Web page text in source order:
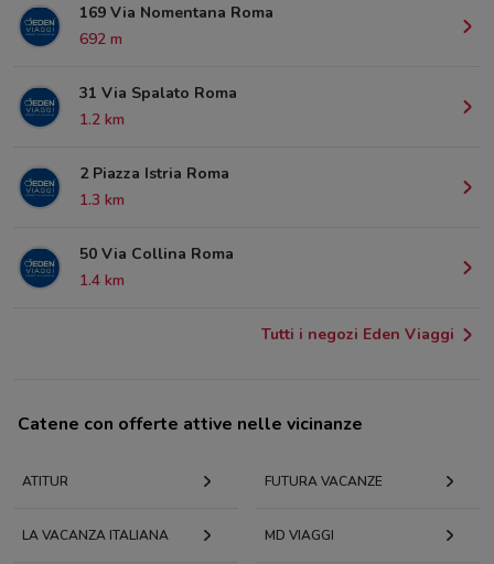
169 Via Nomentana Roma
692 m
31 Via Spalato Roma
1.2 km
2 Piazza Istria Roma
1.3 km
50 Via Collina Roma
1.4 km
Tutti i negozi Eden Viaggi
Catene con offerte attive nelle vicinanze
ATITUR FUTURA VACANZE
LA VACANZA ITALIANA MD VIAGGI